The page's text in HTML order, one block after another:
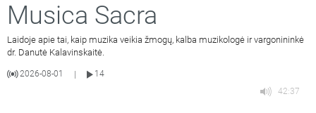
Musica Sacra
Laidoje apie tai, kaip muzika veikia žmogų, kalba muzikologė ir vargonininkė
dr. Danutė Kalavinskaitė.
2026-08-01
14
42:37